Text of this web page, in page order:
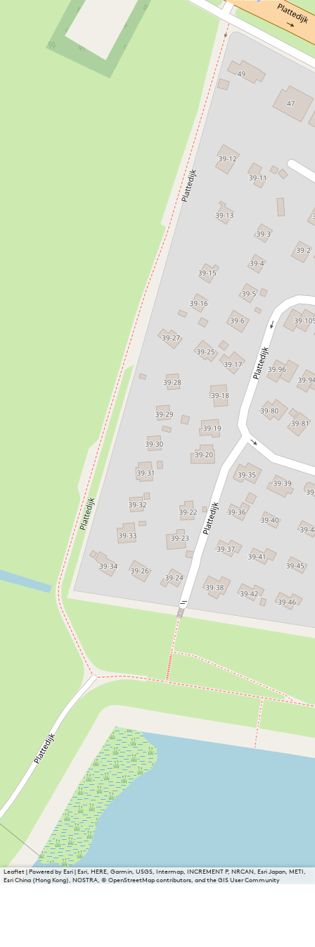
Leaflet|Powered by Esri | Esri, HERE, Garmin, USGS, Intermap, INCREMENT P, NRCAN, Esri Japan, METI,
Esri China (Hong Kong), NOSTRA, © OpenStreetMap contributors, and the GIS User Community